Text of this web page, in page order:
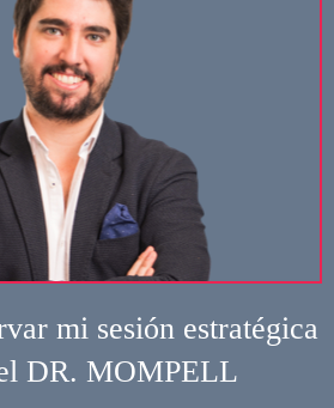
mi sesión estratégica
DR. MOMPELL